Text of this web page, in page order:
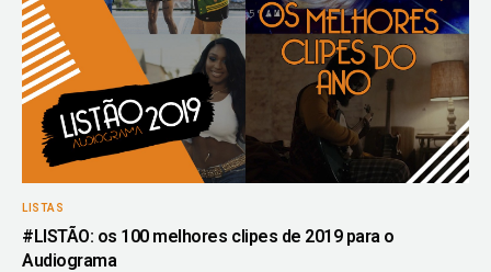
LISTAS
#LISTÃO: os 100 melhores clipes de 2019 para o
Audiograma